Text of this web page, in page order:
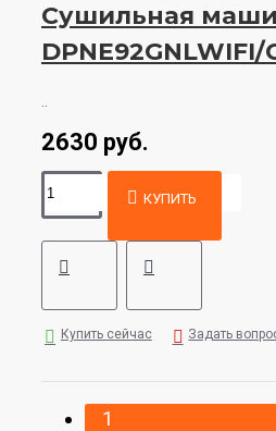
Сушильная
DPNE92GNLWIFI/
2630 руб.
КУПИТЬ
Купить сейчас Задать
1